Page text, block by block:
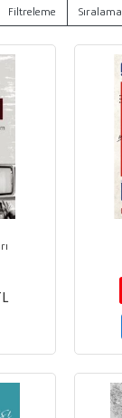
Filtreleme Sıralama